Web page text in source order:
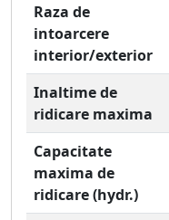
Raza de
intoarcere
interior/exterior
Inaltime de
ridicare maxima
Capacitate
maxima de
ridicare (hydr.)